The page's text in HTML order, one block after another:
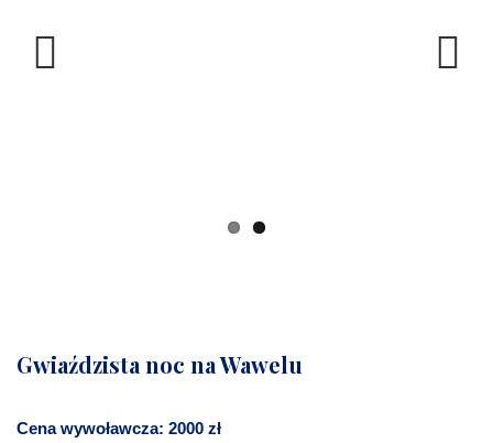
Gwiaździsta noc na Wawelu
Cena wywoławcza: 2000 zł